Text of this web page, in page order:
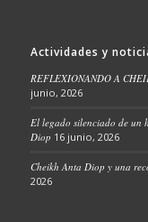
Actividades y
REFLEXIONANDO A
junio, 2026
El legado silenciado de un
Diop 16 junio, 2026
Cheikh Anta Diop y una
2026